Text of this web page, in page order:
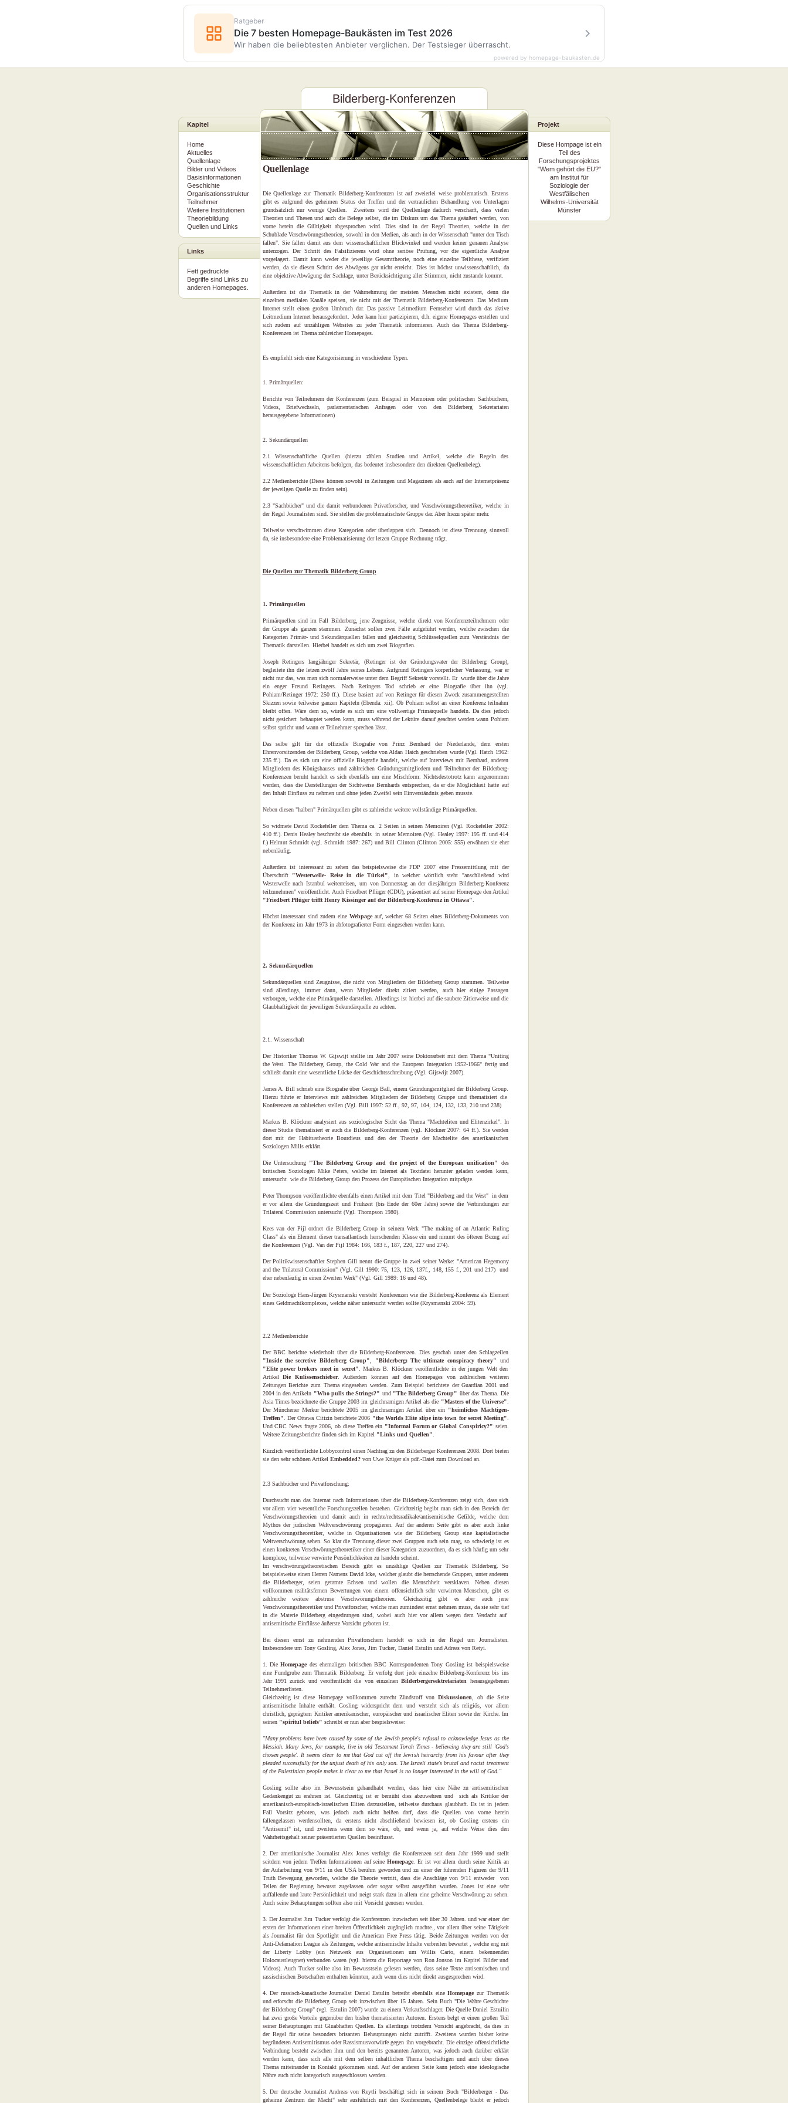
Kapitel
Home
Aktuelles
Quellenlage
Bilder und Videos
Basisinformationen
Geschichte
Organisationsstruktur
Teilnehmer
Weitere Institutionen
Theoriebildung
Quellen und Links
Links
Fett gedruckte
Begriffe sind Links zu
anderen Homepages.
Bilderberg-Konferenzen
Quellenlage
Die Quellenlage zur Thematik Bilderberg-Konferenzen ist auf zweierlei weise problematisch. Erstens
gibt es aufgrund des geheimen Status der Treffen und der vertraulichen Behandlung von Unterlagen
grundsätzlich nur wenige Quellen. Zweitens wird die Quellenlage dadurch verschärft, dass vielen
Theorien und Thesen und auch die Belege selbst, die im Diskurs um das Thema geäußert werden, von
vorne herein die Gültigkeit abgesprochen wird. Dies sind in der Regel Theorien, welche in der
Schublade Verschwörungstheorien, sowohl in den Medien, als auch in der Wissenschaft "unter den Tisch
fallen". Sie fallen damit aus dem wissenschaftlichen Blickwinkel und werden keiner genauen Analyse
unterzogen. Der Schritt des Falsifizierens wird ohne seriöse Prüfung, vor die eigentliche Analyse
vorgelagert. Damit kann weder die jeweilige Gesamttheorie, noch eine einzelne Teilthese, verifiziert
werden, da sie diesen Schritt des Abwägens gar nicht erreicht. Dies ist höchst unwissenschaftlich, da
eine objektive Abwägung der Sachlage, unter Berücksichtigung aller Stimmen, nicht zustande kommt.
Außerdem ist die Thematik in der Wahrnehmung der meisten Menschen nicht existent, denn die
einzelnen medialen Kanäle speisen, sie nicht mit der Thematik Bilderberg-Konferenzen. Das Medium
Internet stellt einen großen Umbruch dar. Das passive Leitmedium Fernseher wird durch das aktive
Leitmedium Internet herausgefordert. Jeder kann hier partizipieren, d.h. eigene Homepages erstellen und
sich zudem auf unzähligen Websites zu jeder Thematik informieren. Auch das Thema Bilderberg-
Konferenzen ist Thema zahlreicher Homepages.
Es empfiehlt sich eine Kategorisierung in verschiedene Typen.
1. Primärquellen:
Berichte von Teilnehmern der Konferenzen (zum Beispiel in Memoiren oder politischen Sachbüchern,
Videos, Briefwechseln, parlamentarischen Anfragen oder von den Bilderberg Sekretariaten
herausgegebene Informationen)
2. Sekundärquellen
2.1 Wissenschaftliche Quellen (hierzu zählen Studien und Artikel, welche die Regeln des
wissenschaftlichen Arbeitens befolgen, das bedeutet insbesondere den direkten Quellenbeleg).
2.2 Medienberichte (Diese können sowohl in Zeitungen und Magazinen als auch auf der Internetpräsenz
der jeweilgen Quelle zu finden sein).
2.3 "Sachbücher" und die damit verbundenen Privatforscher, und Verschwörungstheoretiker, welche in
der Regel Journalisten sind. Sie stellen die problematischste Gruppe dar. Aber hiezu später mehr.
Teilweise verschwimmen diese Kategorien oder überlappen sich. Dennoch ist diese Trennung sinnvoll
da, sie insbesondere eine Problematisierung der letzen Gruppe Rechnung trägt.
Die Quellen zur Thematik Bilderberg Group
1. Primärquellen
Primärquellen sind im Fall Bilderberg, jene Zeugnisse, welche direkt von Konferenzteilnehmern oder
der Gruppe als ganzen stammen. Zunächst sollen zwei Fälle aufgeführt werden, welche zwischen die
Kategorien Primär- und Sekundärquellen fallen und gleichzeitig Schlüsselquellen zum Verständnis der
Thematik darstellen. Hierbei handelt es sich um zwei Biografien.
Joseph Retingers langjähriger Sekretär, (Retinger ist der Gründungsvater der Bilderberg Group),
begleitete ihn die letzen zwölf Jahre seines Lebens. Aufgrund Retingers körperlicher Verfassung, war er
nicht nur das, was man sich normalerweise unter dem Begriff Sekretär vorstellt. Er wurde über die Jahre
ein enger Freund Retingers. Nach Retingers Tod schrieb er eine Biografie über ihn (vgl.
Pohiam/Retinger 1972: 250 ff.). Diese basiert auf von Retinger für diesen Zweck zusammengestellten
Skizzen sowie teilweise ganzen Kapiteln (Ebenda: xii). Ob Pohiam selbst an einer Konferenz teilnahm
bleibt offen. Wäre dem so, würde es sich um eine vollwertige Primärquelle handeln. Da dies jedoch
nicht gesichert behauptet werden kann, muss während der Lektüre darauf geachtet werden wann Pohiam
selbst spricht und wann er Teilnehmer sprechen lässt.
Das selbe gilt für die offizielle Biografie von Prinz Bernhard der Niederlande, dem ersten
Ehrenvorsitzenden der Bilderberg Group, welche von Aldan Hatchgeschrieben wurde (Vgl. Hatch 1962:
235 ff.). Da es sich um eine offizielle Biografie handelt, welche auf Interviews mit Bernhard, anderen
Mitgliedern des Königshauses und zahlreichen Gründungsmitgliedern und Teilnehmer der Bilderberg-
Konferenzen beruht handelt es sich ebenfalls um eine Mischform. Nichtsdestotrotz kann angenommen
werden, dass die Darstellungen der Sichtweise Bernhards entsprechen, da er die Möglichkeit hatte auf
den Inhalt Einfluss zu nehmen und ohne jeden Zweifel sein Einverständnis geben musste.
Neben diesen "halben" Primärquellen gibt es zahlreiche weitere vollständige Primärquellen.
So widmeteDavid Rockefellerdem Thema ca. 2 Seiten in seinen Memoiren (Vgl. Rockefeller 2002:
410 ff.). Denis Healey beschreibt sie ebenfalls in seiner Memoiren (Vgl. Healey 1997: 195 ff. und 414
f.) Helmut Schmidt (vgl. Schmidt 1987:267) undBill Clinton (Clinton 2005: 555) erwähnen sie eher
nebenläufig.
Außerdem ist interessant zu sehen das beispielsweise die FDP 2007 eine Pressemittlung mit der
Überschrift "Westerwelle- Reise in die Türkei"
, in welcher wörtlich steht "anschließend wird
Westerwelle nach Istanbul weiterreisen, um von Donnerstag an der diesjährigen Bilderberg-Konferenz
teilzunehmen" veröffentlicht. Auch Friedbert Pflüger (CDU), präsentiert auf seiner Homepage den Artikel
"Friedbert Pflüger trifft Henry Kissinger auf der Bilderberg-Konferenz in Ottawa"
Höchst interessant sind zudem eine Webpageauf, welcher 68 Seiten eines Bilderberg-Dokuments von
der Konferenz im Jahr 1973 in abfotografierter Form eingesehen werden kann.
2. Sekundärquellen
Sekundärquellen sind Zeugnisse, die nicht von Mitgliedern der Bilderberg Group stammen. Teilweise
sind allerdings, immer dann, wenn Mitglieder direkt zitiert werden, auch hier einige Passagen
verborgen, welche eine Primärquelle darstellen. Allerdings ist hierbei auf die saubere Zitierweise und die
Glaubhaftigkeit der jeweiligen Sekundärquelle zu achten.
2.1. Wissenschaft
Der Historiker Thomas W. Gijswijt stellte im Jahr 2007 seine Doktorarbeit mit dem Thema "Uniting
the West. The Bilderberg Group, the Cold War and the European Integration 1952-1966" fertig und
schließt damit eine wesentliche Lücke der Geschichtsschreibung (Vgl. Gijswijt 2007).
James A. Bill schrieb eine Biografie über George Ball, einem Gründungsmitglied der Bilderberg Group.
Hierzu führte er Interviews mit zahlreichen Mitgliedern der Bilderberg Gruppe und thematisiert die
Konferenzen an zahlreichen stellen (Vgl. Bill 1997: 52 ff., 92, 97, 104, 124, 132, 133, 210 und 238)
Markus B. Klöckner analysiert aus soziologischer Sicht das Thema "Machteliten und Elitenzirkel". In
dieser Studie thematisiert er auch die Bilderberg-Konferenzen (vgl. Klöckner 2007: 64 ff.). Sie werden
dort mit der Habitustheorie Bourdieus und den der Theorie der Machtelite des amerikanischen
Soziologen Mills erklärt.
Die Untersuchung "The Bilderberg Group and the project of the European unification"
des
britischen Soziologen Mike Peters, welche im Internet als Textdatei herunter geladen werden kann,
untersucht wie die Bilderberg Group den Prozess der Europäischen Integration mitprägte.
Peter Thompson veröffentlichte ebenfalls einen Artikel mit dem Titel "Bilderberg and the West" in dem
er vor allem die Gründungszeit und Frühzeit (bis Ende der 60er Jahre) sowie die Verbindungen zur
Trilateral Commission untersucht (Vgl. Thompson 1980).
Kees van der Pijl ordnet die Bilderberg Group in seinem Werk "The making of an Atlantic Ruling
Class" als ein Element dieser transatlantisch herrschenden Klasse ein und nimmt des öfteren Bezug auf
die Konferenzen (Vgl. Van der Pijl 1984: 166, 183 f., 187, 220, 227 und 274).
Der Politikwissenschaftler Stephen Gill nennt die Gruppe in zwei seiner Werke: "American Hegemony
and the Trilateral Commission" (Vgl. Gill 1990: 75, 123, 126, 137f., 148, 155 f., 201 und 217) und
eher nebenläufig in einen Zweiten Werk" (Vgl. Gill 1989: 16 und 48).
Der Soziologe Hans-Jürgen Krysmanski versteht Konferenzen wie die Bilderberg-Konferenz als Element
eines Geldmachtkomplexes, welche näher untersucht werden sollte (Krysmanski 2004: 59).
2.2 Medienberichte
Der BBC berichte wiederholt über die Bilderberg-Konferenzen. Dies geschah unter den Schlagzeilen
"Inside the secretive Bilderberg Group"
"Bilderberg: The ultimate conspiracy theory"
und
"Elite power brokers meet in secret" . Markus B. Klöckner veröffentlichte in der jungen Welt den
Artikel Die Kulissenschieber. Außerdem können auf den Homepages von zahlreichen weiteren
Zeitungen Berichte zum Thema eingesehen werden. Zum Beispiel berichtete der Guardian 2001 und
2004 in den Artikeln "Who pulls the Strings?" und "The Bilderberg Group" über das Thema. Die
Asia Times bezeichnete die Gruppe 2003 im gleichnamigen Artikel als die "Masters of the Universe"
Der Münchener Merkur berichtete 2005 im gleichnamigen Artikel über ein "heimliches Mächtigen-
Treffen" . Der Ottawa Citizin berichtete 2006 "the Worlds Elite slipe into town for secret Meeting"
Und CBC News fragte 2006, ob diese Treffen ein "Informal Forum or Global Conspiricy?" seien.
Weitere Zeitungsberichte finden sich im Kapitel "Links und Quellen"
Kürzlich veröffentlichte Lobbycontrol einen Nachtrag zu den Bilderberger Konferenzen 2008. Dort bieten
sie den sehr schönen Artikel Embedded?von Uwe Krüger als pdf.-Datei zum Download an.
2.3 Sachbücher und Privatforschung:
Durchsucht man das Internat nach Informationen über die Bilderberg-Konferenzen zeigt sich, dass sich
vor allem vier wesentliche Forschungszellen bestehen. Gleichzeitig begibt man sich in den Bereich der
Verschwörungstheorien und damit auch in rechte/rechtsradikale/antisemitische Gefilde, welche dem
Mythos der jüdischen Weltverschwörung propagieren. Auf der anderen Seite gibt es aber auch linke
Verschwörungstheoretiker, welche in Organisationen wie der Bilderberg Group eine kapitalistische
Weltverschwörung sehen. So klar die Trennung dieser zwei Gruppen auch sein mag, so schwierig ist es
einen konkreten Verschwörungstheoretiker einer dieser Kategorien zuzuordnen, da es sich häufig um sehr
komplexe, teilweise verwirrte Persönlichkeiten zu handeln scheint.
Im verschwörungstheoretischen Bereich gibt es unzählige Quellen zur Thematik Bilderberg. So
beispielsweise einen Herren Namens David Icke, welcher glaubt die herrschende Gruppen, unter anderem
die Bilderberger, seien getarnte Echsen und wollen die Menschheit versklaven. Neben diesen
vollkommen realitätsfernen Bewertungen von einem offensichtlich sehr verwirrten Menschen, gibt es
zahlreiche weitere abstruse Verschwörungstheorien. Gleichzeitig gibt es aber auch jene
Verschwörungstheoretiker und Privatforscher, welche man zumindest ernst nehmen muss, da sie sehr tief
in die Materie Bilderberg eingedrungen sind, wobei auch hier vor allem wegen dem Verdacht auf
antisemitische Einflüsse äußerste Vorsicht geboten ist.
Bei diesen ernst zu nehmenden Privatforschern handelt es sichin der Regel um Journalisten.
Insbesondere um Tony Gosling, Alex Jones, Jim Tucker, Daniel Estulin und Adreas von Retyi.
1. DieHomepage des ehemaligen britischen BBC Korrespondenten Tony Gosling ist beispielsweise
eine Fundgrube zum Thematik Bilderberg. Er verfolg dort jede einzelne Bilderberg-Konferenz bis ins
Jahr 1991 zurück und veröffentlicht die von einzelnenBilderbergersektretariaten
herausgegebenen
Teilnehmerlisten.
Gleichzeitig ist diese Homepage vollkommen zurecht Zündstoff vonDiskussionen , ob die Seite
antisemitische Inhalte enthält. Gosling widerspricht dem und versteht sich als religiös, vor allem
christlich, geprägtem Kritiker amerikanischer, europäischer und israelischer Eliten sowie der Kirche. Im
seinen "spiritul beliefs" schreibt er nun aber bespielsweise:
"Many problems have been caused by some of the Jewish people's refusal to acknowledge Jesus as the
Messiah. Many Jews, for example, live in old Testament Torah Times - believeing they are still 'God's
chosen people'. It seems clear to me that God cut off the Jewish heirarchy from his favour after they
pleaded successfully for the unjust death of his only son. The Israeli state's brutal and racist treatment
of the Palestinian people makes it clear to me that Israel is no longer interested in the will of God."
Gosling sollte also im Bewusstsein gehandhabt werden, dass hier eine Nähe zu antisemitischen
Gedankengut zu erahnen ist. Gleichzeitig ist er bemüht dies abzuwehren und sich als Kritiker der
amerikanisch-europäisch-israelischen Eliten darzustellen, teilweise durchaus glaubhaft. Es ist in jedem
Fall Vorsitz geboten, was jedoch auch nicht heißen darf, dass die Quellen von vorne herein
fallengelassen werdensollten, da erstens nicht abschließend bewiesen ist, ob Gosling erstens ein
"Antisemit" ist, und zweitens wenn dem so wäre, ob, und wenn ja, auf welche Weise dies den
Wahrheitsgehalt seiner präsentierten Quellen beeinflusst.
2.Der amerikanische Journalist Alex Jones verfolgt die Konferenzen seit dem Jahr 1999 und stellt
seitdem von jedem Treffen Informationen auf seineHomepage
Er ist vor allem durch seine Kritik an
der Aufarbeitung von 9/11 in den USA berühm geworden und zu einer der führenden Figuren der 9/11
Truth Bewegung geworden, welche die Theorie vertritt, dass die Anschläge von 9/11 entweder von
Teilen der Regierung bewusst zugelassen oder sogar selbst ausgeführt wurden. Jones ist eine sehr
auffallende und laute Persönlichkeit und neigt stark dazu in allem eine geheime Verschwörung zu sehen.
Auch seine Behauptungen sollten also mit Vorsicht genosen werden.
3. Der Journalist Jim Tucker verfolgt die Konferenzen inzwischen seit über 30 Jahren. und war einer der
ersten der Informationen einer breiten Öffentlichkeit zugänglich machte., vor allem über seine Tätigkeit
als Journalist für den Spotlight und die American Free Press tätig. Beide Zeitungen werden von der
Anti-Defamation League als Zeitungen, welche antisemische Inhalte verbreiten bewertet , welche eng mit
der Liberty Lobby (ein Netzwerk aus Organisationen um Willis Carto, einem bekennenden
Holocaustleugner) verbunden waren (vgl. hierzu die Reportage von Ron Jonson im Kapitel Bilder und
Videos). Auch Tucker sollte also im Bewusstsein gelesen werden, dass seine Texte antisemischen und
rassischischen Botschaften enthalten könnten, auch wenn dies nicht direkt ausgesprechen wird.
4. Der russisch-kanadische Journalist Daniel Estulin betreibt ebenfalls eineHomepage zur Thematik
und erforscht die Bilderberg Group seit inzwischen über 15 Jahren. Sein Buch "Die Wahre Geschichte
der Bilderberg Group" (vgl. Estulin 2007) wurde zu einem Verkaufsschlager. Die Quelle Daniel Estuilin
hat zwei große Vorteile gegenüber den bisher thematisierten Autoren. Erstens belgt er einen großen Teil
seiner Behauptungen mit Gluabhaften Quellen. Es allerdings trotzdem Vorsicht angebracht, da dies in
der Regel für seine besonders brisanten Behauptungen nicht zutrifft. Zweitens wurden bisher keine
begründeten Antisemitismus oder Rassismusvorwürfe gegen ihn vorgebracht. Die einzige offensichtliche
Verbindung besteht zwischen ihm und den bereits genannten Autoren, was jedoch auch darüber erklärt
werden kann, dass sich alle mit dem selben inhaltlichen Thema beschäftigen und auch über dieses
Thema miteinander in Kontakt gekommen sind. Auf der anderen Seite kann jedoch eine ideologische
Nähre auch nicht kategorisch ausgeschlossen werden.
5. Der deutsche Journalist Andreas von Reytli beschäftigt sich in seinem Buch "Bilderberger - Das
geheime Zentrum der Macht" sehr ausführlich mit den Konferenzen, Quellenbelege bleibt er jedoch
Projekt
Diese Hompage ist ein
Teil des
Forschungsprojektes
"Wem gehört die EU?"
am Institut für
Soziologie der
Westfälischen
Wilhelms-Universität
Münster
Ratgeber
Die 7 besten Homepage-Baukästen im Test 2026
Wir haben die beliebtesten Anbieter verglichen. Der Testsieger überrascht.
powered by homepage-baukasten.de